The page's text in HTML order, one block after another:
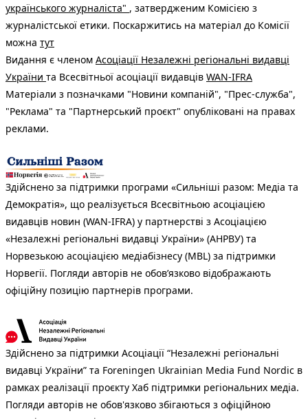
українського журналіста" , затвердженим Комісією з
журналістської етики. Поскаржитись на матеріал до Комісії
можна тут
Видання є членом Асоціації Незалежні регіональні видавці
України та Всесвітньої асоціації видавців WAN-IFRA
Матеріали з позначками "Новини компаній", "Прес-служба",
"Реклама" та "Партнерський проєкт" опубліковані на правах
реклами.
Здійснено за підтримки програми «Сильніші разом: Медіа та
Демократія», що реалізується Всесвітньою асоціацією
видавців новин (WAN-IFRA) у партнерстві з Асоціацією
«Незалежні регіональні видавці України» (АНРВУ) та
Норвезькою асоціацією медіабізнесу (MBL) за підтримки
Норвегії. Погляди авторів не обов’язково відображають
офіційну позицію партнерів програми.
Здійснено за підтримки Асоціації “Незалежні регіональні
видавці України” та Foreningen Ukrainian Media Fund Nordic в
рамках реалізації проєкту Хаб підтримки регіональних медіа.
Погляди авторів не обов'язково збігаються з офіційною